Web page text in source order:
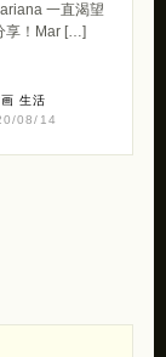
一直渴望
享！Mar […]
生活
08/14